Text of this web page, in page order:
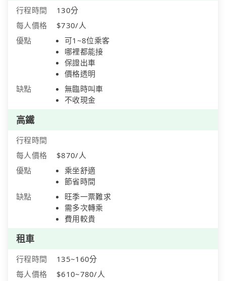
行程時間
130分
每人價格
$730/人
優點
可1~8位乘客
哪裡都能接
保證出車
價格透明
缺點
無臨時叫車
不收現金
高鐵
行程時間
每人價格
$870/人
優點
乘坐舒適
節省時間
缺點
旺季一票難求
需多次轉乘
費用較貴
租車
行程時間
135~160分
每人價格
$610~780/人